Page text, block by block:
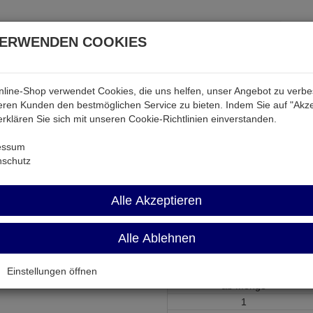
& Akkus Audio & Video Strom Tab &
DEM16217SYH-
1
COOKIES
Shop verwendet Cookies, die uns helfen, unser Angebot zu
Kunden den bestmöglichen Service zu bieten. Indem Sie auf
Sie sich mit unseren Cookie-Richtlinien einverstanden.
Alle Akzeptieren
Alle Ablehnen
Einstellungen öffnen